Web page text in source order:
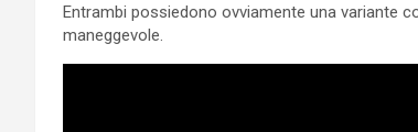
Entrambi possiedono ovviamente una variante
maneggevole.